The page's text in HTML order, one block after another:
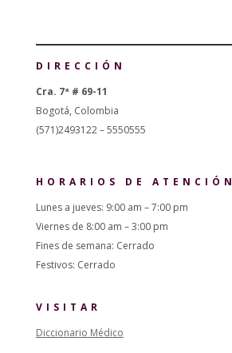
DIRECCIÓN
Cra. 7ª # 69-11
Bogotá, Colombia
(571)2493122 – 5550555
HORARIOS DE ATENCIÓN
Lunes a jueves: 9:00 am – 7:00 pm
Viernes de 8:00 am – 3:00 pm
Fines de semana: Cerrado
Festivos: Cerrado
VISITAR
Diccionario Médico